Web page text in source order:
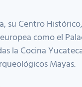
su Centro
como el
la Cocina
Mayas.